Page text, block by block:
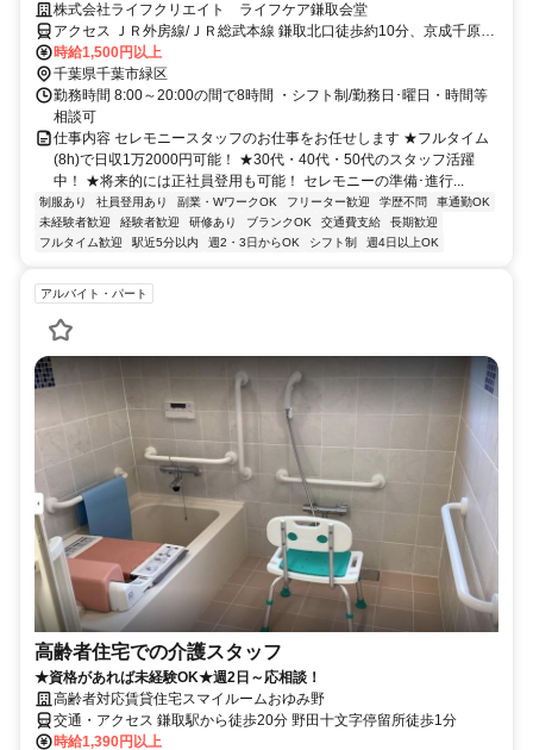
可能！
株式会社ライフクリエイト ライフケア鎌取会堂
アクセス ＪＲ外房線/ＪＲ総武本線 鎌取北口徒歩約10分、京成千原線
学園前（千葉県）出入口1徒歩約27分
時給1,500円以上
千葉県千葉市緑区
勤務時間 8:00～20:00の間で8時間 ・シフト制/勤務日･曜日・時間等
相談可
仕事内容 セレモニースタッフのお仕事をお任せします ★フルタイム
(8h)で日収1万2000円可能！ ★30代・40代・50代のスタッフ活躍
中！ ★将来的には正社員登用も可能！ セレモニーの準備･進行...
制服あり 社員登用あり 副業・WワークOK フリーター歓迎 学歴不問
車通勤OK
未経験者歓迎
経験者歓迎 研修あり ブランクOK 交通費支給
長期歓迎
フルタイム歓迎
駅近5分以内 週2・3日からOK シフト制 週4日以上OK
アルバイト・パート
高齢者住宅での介護スタッフ
★資格があれば未経験OK★週2日～応相談！
高齢者対応賃貸住宅スマイルームおゆみ野
交通・アクセス 鎌取駅から徒歩20分 野田十文字停留所徒歩1分
時給1,390円以上